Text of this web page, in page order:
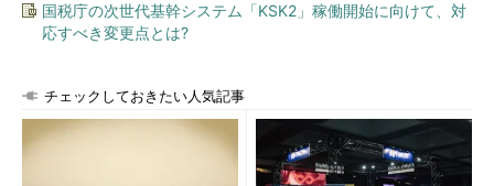
国税庁の次世代基幹システム「KSK2」稼働開始に向けて、対
応すべき変更点とは?
チェックしておきたい人気記事